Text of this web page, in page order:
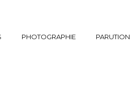
PHOTOGRAPHIE PARUTION